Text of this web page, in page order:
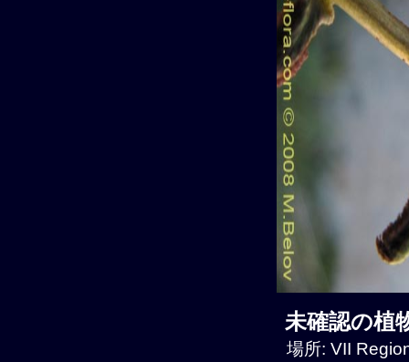
未確認の植
場所: VII